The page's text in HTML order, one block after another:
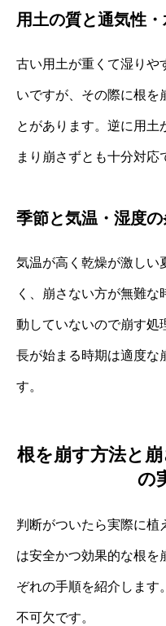
用土の質と通気性
古い用土が重くて湿りや
いですが、その際に根を
とがあります。逆に用土
まり崩さずとも十分対応
季節と気温・湿度
気温が高く乾燥が激しい
く、崩さない方が無難
動していないので崩す処
長が始まる時期は適度な
す。
根を崩す方法と
の
判断がついたら実際に植
は安全かつ効果的な根を
ぞれの手順を紹介します
不可欠です。